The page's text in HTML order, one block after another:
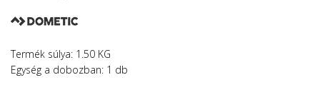
Termék súlya: 1.50 KG
Egység a dobozban: 1 db